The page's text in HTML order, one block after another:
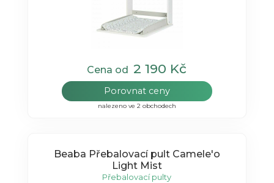
Cena od2 190 Kč
Porovnat ceny
nalezeno ve 2 obchodech
Beaba Přebalovací pult Camele'o
Light Mist
Přebalovací pulty